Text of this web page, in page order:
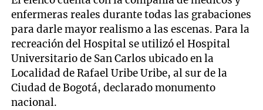
enfermeras reales durante todas las grabaciones
para darle mayor realismo a las escenas. Para la
recreación del Hospital se utilizó el Hospital
Universitario de San Carlos ubicado en la
Localidad de Rafael Uribe Uribe, al sur de la
Ciudad de Bogotá, declarado monumento
nacional.